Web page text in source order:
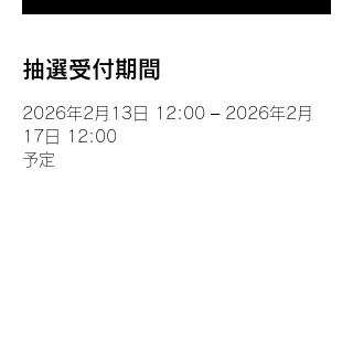
抽選受付期間
2026年2月13日 12:00 – 2026年2月
17日 12:00
予定